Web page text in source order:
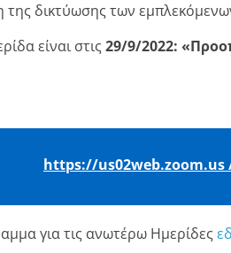
της δικτύωσης των
είναι στις 29/9/2022:
https://us02web.zoom.us /
για τις ανωτέρω Ημερίδες